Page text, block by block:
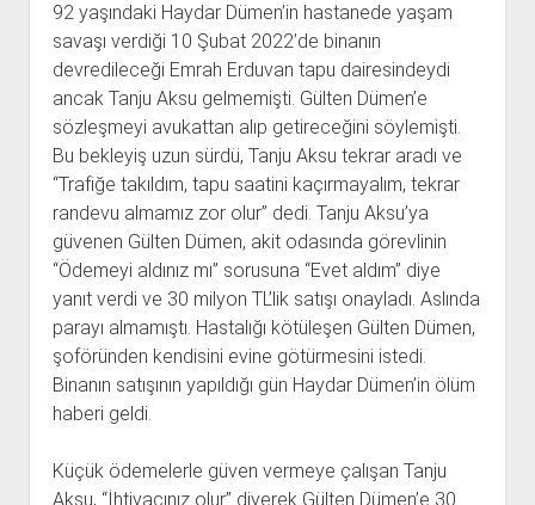
92 yaşındaki Haydar Dümen’in hastanede yaşam
savaşı verdiği 10 Şubat 2022’de binanın
devredileceği Emrah Erduvan tapu dairesindeydi
ancak Tanju Aksu gelmemişti. Gülten Dümen’e
sözleşmeyi avukattan alıp getireceğini söylemişti.
Bu bekleyiş uzun sürdü, Tanju Aksu tekrar aradı ve
“Trafiğe takıldım, tapu saatini kaçırmayalım, tekrar
randevu almamız zor olur” dedi. Tanju Aksu’ya
güvenen Gülten Dümen, akit odasında görevlinin
“Ödemeyi aldınız mı” sorusuna “Evet aldım” diye
yanıt verdi ve 30 milyon TL’lik satışı onayladı. Aslında
parayı almamıştı. Hastalığı kötüleşen Gülten Dümen,
şoföründen kendisini evine götürmesini istedi.
Binanın satışının yapıldığı gün Haydar Dümen’in ölüm
haberi geldi.
Küçük ödemelerle güven vermeye çalışan Tanju
Aksu, “İhtiyacınız olur” diyerek Gülten Dümen’e 30